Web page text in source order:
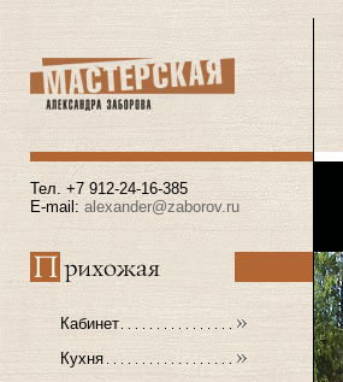
Тел. +7 912-24-16-385
E-mail: alexander@zaborov.ru
Кабинет
Кухня